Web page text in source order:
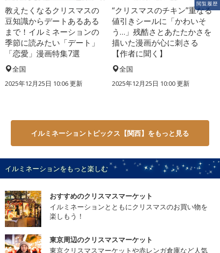
教えたくなるクリスマスの
豆知識からデートあるある
まで！イルミネーションの
季節に読みたい「デート」
「恋愛」漫画特集7選
全国
2025年12月25日 10:06 更新
“クリスマスのチキン”重なる
値引きシールに「かわいそ
う…」残酷さとあたたかさを
描いた漫画が心に刺さる
【作者に聞く】
全国
2025年12月25日 10:00 更新
イルミネーショントピックス【関西】をもっと見る
イルミネーションをもっと楽しむ
おすすめのクリスマスマーケット
イルミネーションとともにクリスマスのお買い物を
楽しもう！
東京周辺のクリスマスマーケット
東京クリスマスマーケットや赤レンガ倉庫など人気
閲覧履歴